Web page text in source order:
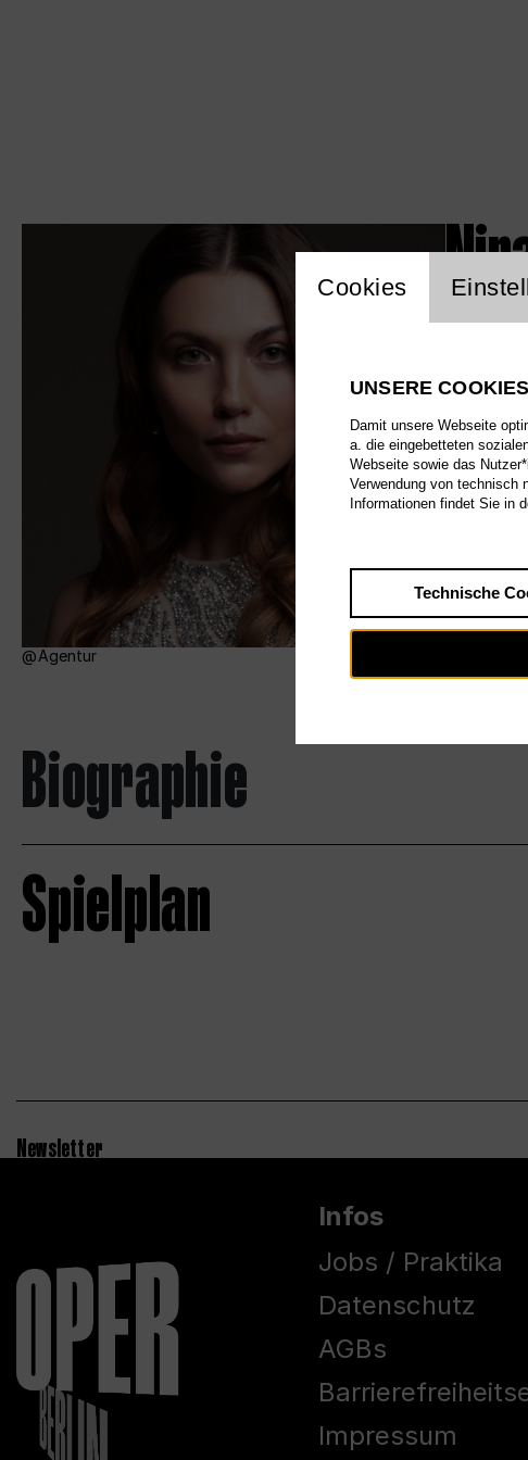
Agentur
Biographie
Spielplan
Newsletter
Infos
Jobs / Praktika
Datenschutz
AGBs
Impressum
Cookies
UNSERE COOKIES
Damit unsere Webseite
a. die eingebetteten
Webseite sowie das
Verwendung von technisch
Informationen findet Sie in
Technische